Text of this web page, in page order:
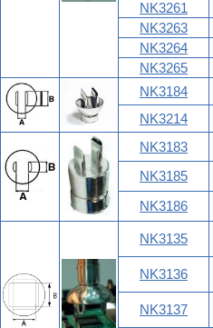
NK3261
NK3263
NK3264
NK3265
NK3184
NK3214
NK3183
NK3185
NK3186
NK3135
NK3136
NK3137